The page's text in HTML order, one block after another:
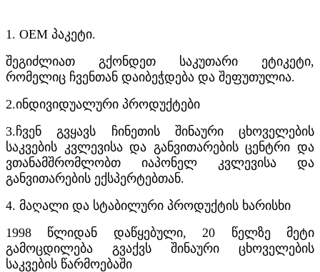
1. OEM პაკეტი.
შეგიძლიათ გქონდეთ საკუთარი ეტიკეტი,
რომელიც ჩვენთან დაიბეჭდება და შეფუთულია.
2.ინდივიდუალური პროდუქტები
3.ჩვენ გვყავს ჩინეთის შინაური ცხოველების
საკვების კვლევისა და განვითარების ცენტრი და
ვთანამშრომლობთ იაპონელ კვლევისა და
განვითარების ექსპერტებთან.
4. მაღალი და სტაბილური პროდუქტის ხარისხი
1998 წლიდან დაწყებული, 20 წელზე მეტი
გამოცდილება გვაქვს შინაური ცხოველების
საკვების წარმოებაში